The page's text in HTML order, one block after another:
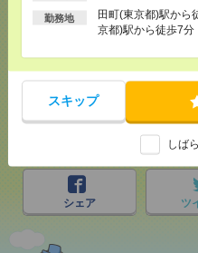
勤務地
田町(東京都)駅から
京都)駅から徒歩7分
スキップ
しば
応
気
シェア ツ